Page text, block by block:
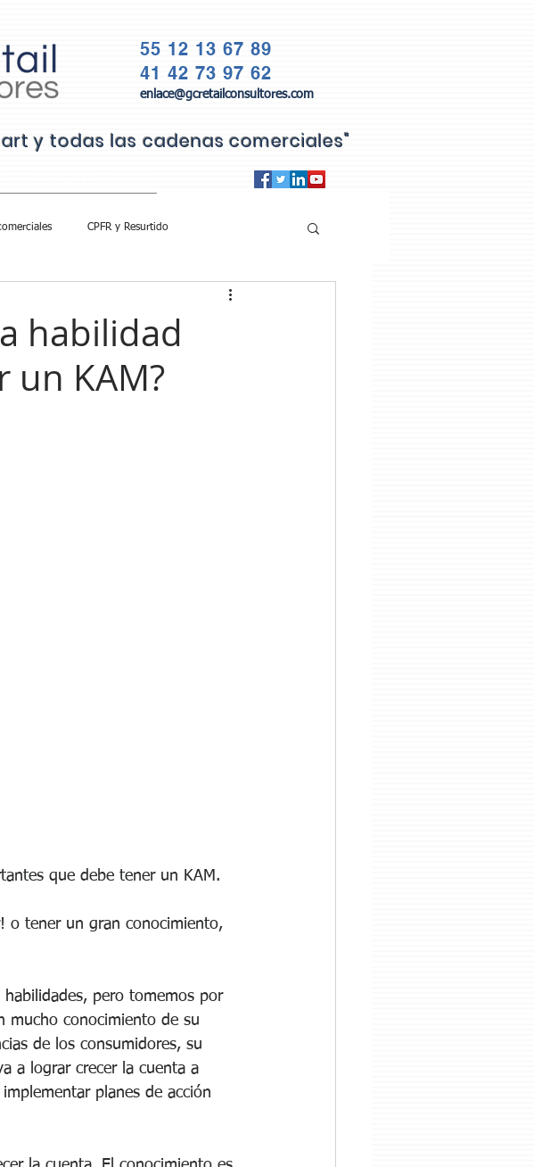
55 12 13 67 89
41 42 73 97 62
enlace@gcretailconsultores.com
y todas las cadenas comerciales"
CPFR y Resurtido
habilidad
un KAM?
que debe tener un KAM.
o tener un gran conocimiento,
pero tomemos por
mucho conocimiento de su
de los consumidores, su
a lograr crecer la cuenta a
planes de acción